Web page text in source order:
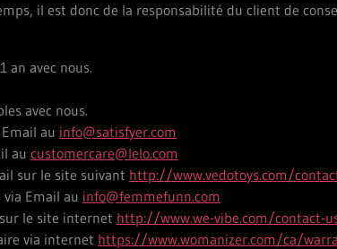
il est donc de la responsabilité du client de
an avec nous.
avec nous.
au info@satisfyer.com
au customercare@lelo.com
sur le site suivant http://www.vedotoys.com/
Email au info@femmefunn.com
le site internet http://www.we-vibe.com/contact-
via internet https://www.womanizer.com/ca/